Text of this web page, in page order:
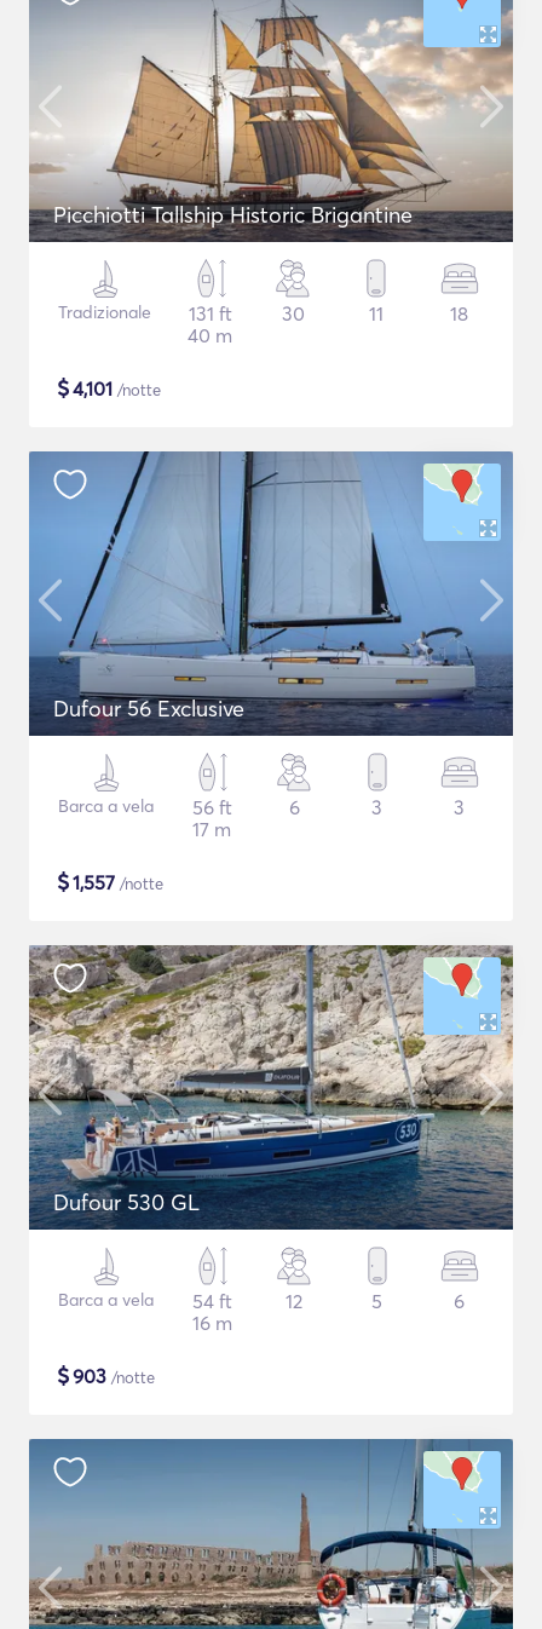
Picchiotti Tallship Historic Brigantine
Tradizionale
131 ft
40 m
30 11 18
$4,101 /notte
Dufour 56 Exclusive
Barca a vela
56 ft
17 m
6 3 3
$1,557 /notte
Dufour 530 GL
Barca a vela
54 ft
16 m
12 5 6
$903 /notte